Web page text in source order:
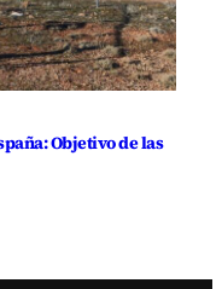
Objetivo de las